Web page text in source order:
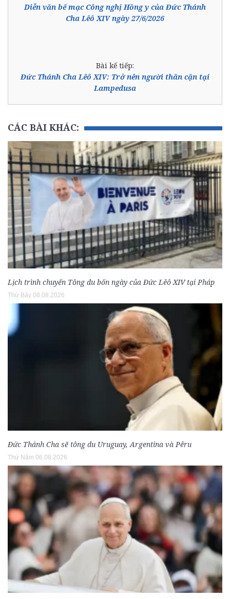
Diễn văn bế mạc Công nghị Hồng y của Đức Thánh
Cha Lêô XIV ngày 27/6/2026
Bài kế tiếp:
Đức Thánh Cha Lêô XIV: Trở nên người thân cận tại
Lampedusa
CÁC BÀI KHÁC:
Lịch trình chuyến Tông du bốn ngày của Đức Lêô XIV tại Pháp
Thứ Bảy 08.08.2026
Đức Thánh Cha sẽ tông du Uruguay, Argentina và Pêru
Thứ Năm 06.08.2026